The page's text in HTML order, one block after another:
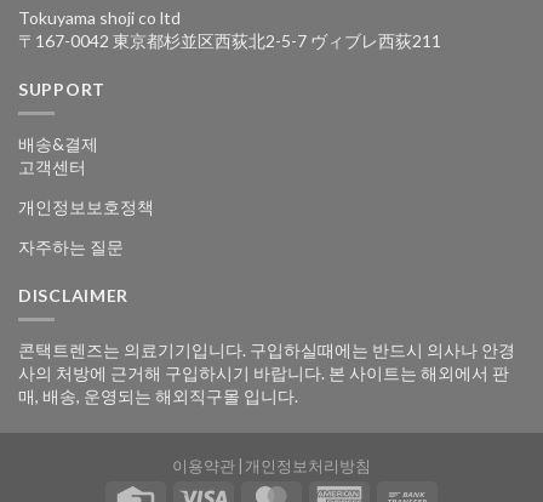
Tokuyama shoji co ltd
〒167-0042 東京都杉並区西荻北2-5-7 ヴィブレ西荻211
SUPPORT
배송&결제
고객센터
개인정보보호정책
자주하는 질문
DISCLAIMER
콘택트렌즈는 의료기기입니다. 구입하실때에는 반드시 의사나 안경
사의 처방에 근거해 구입하시기 바랍니다. 본 사이트는 해외에서 판
매, 배송, 운영되는 해외직구몰 입니다.
이용약관 개인정보처리방침